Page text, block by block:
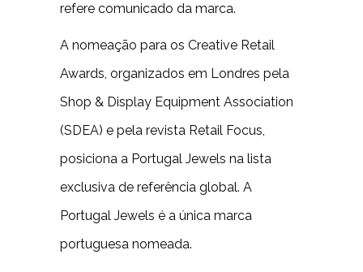
refere comunicado da marca.
A nomeação para os Creative Retail
Awards, organizados em Londres pela
Shop & Display Equipment Association
(SDEA) e pela revista Retail Focus,
posiciona a Portugal Jewels na lista
exclusiva de referência global. A
Portugal Jewels é a única marca
portuguesa nomeada.